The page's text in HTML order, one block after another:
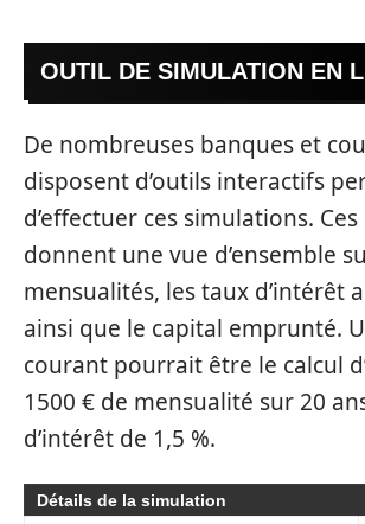
OUTIL DE SIMULATION EN
De nombreuses banques et
disposent d’outils interactifs
d’effectuer ces simulations.
donnent une vue d’ensemble
mensualités, les taux d’intérêt
ainsi que le capital emprunté.
courant pourrait être le calcul
1500 € de mensualité sur 20
d’intérêt de 1,5 %.
Détails de la simulation